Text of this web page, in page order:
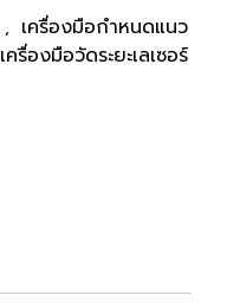
, เครื่องมือกำหนดแนว
เครื่องมือวัดระยะเลเซอร์